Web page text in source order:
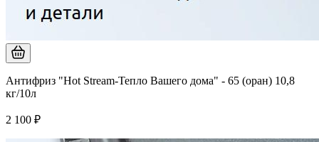
Антифриз "Hot Stream-Тепло Вашего дома" - 65 (оран) 10,8
кг/10л
2 100 ₽